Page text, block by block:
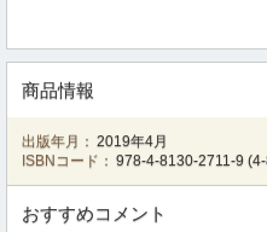
商品情報
出版年月： 2019年4月
ISBNコード： 978-4-8130-2711-9 (
おすすめコメント